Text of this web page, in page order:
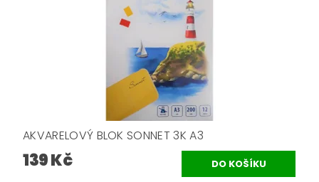
AKVARELOVÝ BLOK SONNET 3K A3
139 Kč